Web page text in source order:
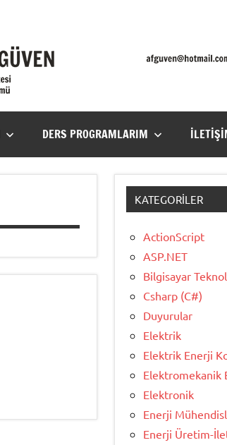
DERS PROGRAMLARIM
KATEGORILER
ActionScript
ASP.NET
Bilgisayar
Csharp (C#)
Duyurular
Elektrik
Elektrik Enerji
Elektromekanik
Elektronik
Enerji
Enerji Üretim-